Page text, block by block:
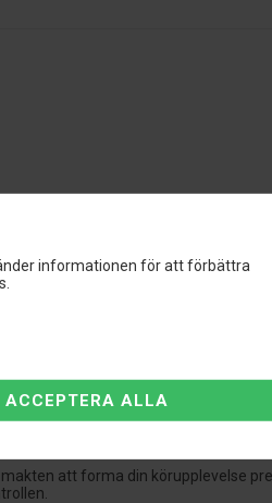
informationen för att förbättra
att forma din körupplevelse